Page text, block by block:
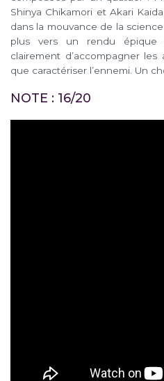
Shinya Chikamori et Akari
dans la mouvance de la
plus vers un rendu
clairement d’accompagner
que caractériser l’ennemi. Un
NOTE : 16/20